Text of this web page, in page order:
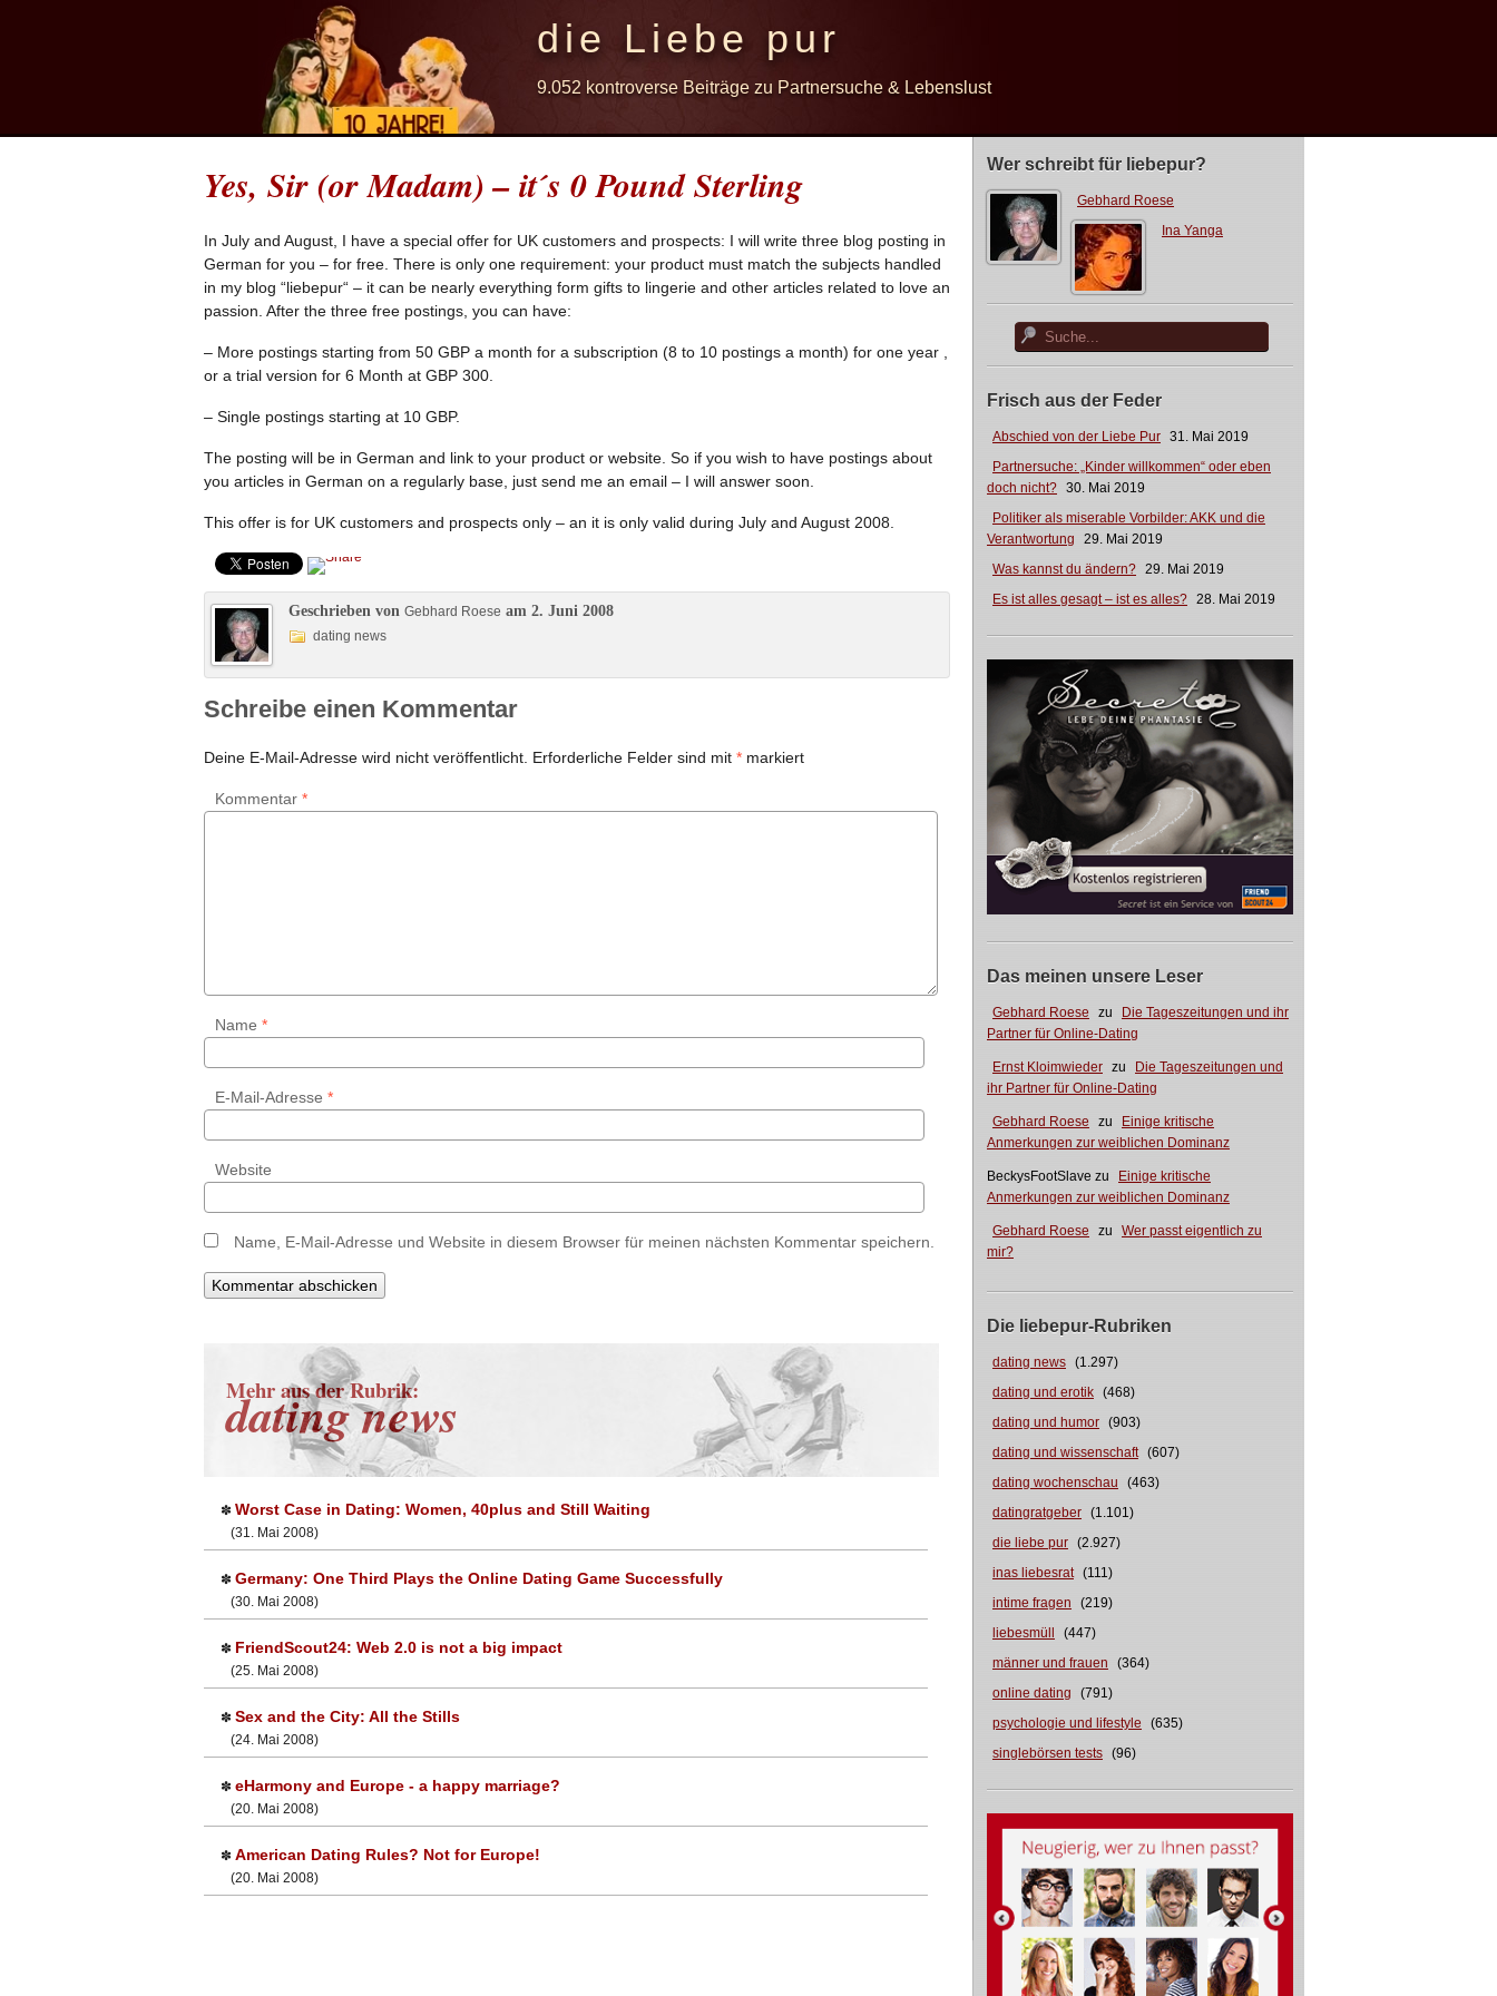
die Liebe pur
9.052 kontroverse Beiträge zu Partnersuche & Lebenslust
Wer schreibt für liebepur?
Gebhard Roese
Ina Yanga
Frisch aus der Feder
Abschied von der Liebe Pur 31. Mai 2019
Partnersuche: „Kinder willkommen“ oder eben
doch nicht? 30. Mai 2019
Politiker als miserable Vorbilder: AKK und die
Verantwortung
29. Mai 2019
Was kannst du ändern? 29. Mai 2019
Es ist alles gesagt – ist es alles? 28. Mai 2019
Das meinen unsere Leser
Gebhard Roese zu
Die Tageszeitungen und ihr
Partner für Online-Dating
Ernst Kloimwieder zu
Die Tageszeitungen und
ihr Partner für Online-Dating
Gebhard Roese zu
Einige kritische
Anmerkungen zur weiblichen Dominanz
BeckysFootSlave zu
Einige kritische
Anmerkungen zur weiblichen Dominanz
Gebhard Roese zu
Wer passt eigentlich zu
mir?
Die liebepur-Rubriken
dating news (1.297)
dating und erotik (468)
dating und humor (903)
dating und wissenschaft (607)
dating wochenschau
(463)
datingratgeber (1.101)
die liebe pur (2.927)
inas liebesrat (111)
intime fragen
(219)
liebesmüll
(447)
männer und frauen
(364)
online dating
(791)
psychologie und lifestyle
(635)
singlebörsen tests (96)
Yes, Sir (or Madam) – it´s 0 Pound Sterling
In July and August, I have a special offer for UK customers and prospects: I will write three blog posting in
German for you – for free. There is only one requirement: your product must match the subjects handled
in my blog “liebepur“ – it can be nearly everything form gifts to lingerie and other articles related to love an
passion. After the three free postings, you can have:
– More postings starting from 50 GBP a month for a subscription (8 to 10 postings a month) for one year ,
or a trial version for 6 Month at GBP 300.
– Single postings starting at 10 GBP.
The posting will be in German and link to your product or website. So if you wish to have postings about
you articles in German on a regularly base, just send me an email – I will answer soon.
This offer is for UK customers and prospects only – an it is only valid during July and August 2008.
Geschrieben von Gebhard Roese am 2. Juni 2008
dating news
Schreibe einen Kommentar
Deine E-Mail-Adresse wird nicht veröffentlicht. Erforderliche Felder sind mit * markiert
Kommentar *
Name *
E-Mail-Adresse *
Website
Name, E-Mail-Adresse und Website in diesem Browser für meinen nächsten Kommentar speichern.
Mehr aus der Rubrik:
dating news
✽ Worst Case in Dating: Women, 40plus and Still Waiting
(31. Mai 2008)
✽ Germany: One Third Plays the Online Dating Game Successfully
(30. Mai 2008)
✽ FriendScout24: Web 2.0 is not a big impact
(25. Mai 2008)
✽ Sex and the City: All the Stills
(24. Mai 2008)
✽ eHarmony and Europe - a happy marriage?
(20. Mai 2008)
✽ American Dating Rules? Not for Europe!
(20. Mai 2008)